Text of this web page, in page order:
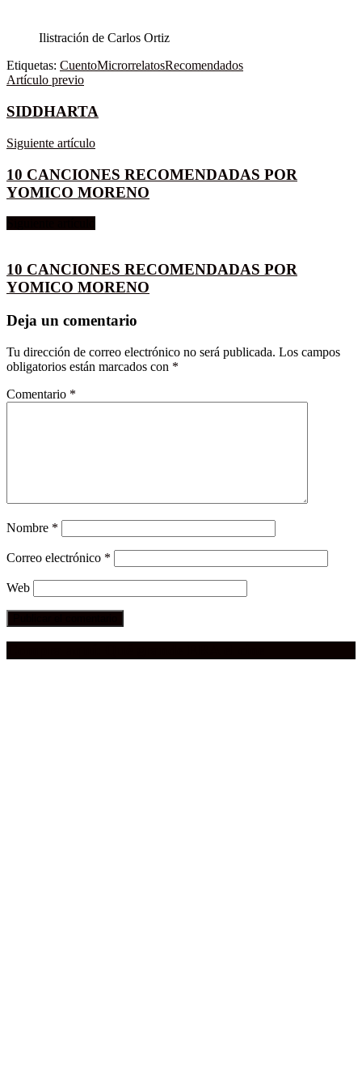
Ilistración de Carlos Ortiz
Etiquetas: CuentoMicrorrelatosRecomendados
Artículo previo
SIDDHARTA
Siguiente artículo
10 CANCIONES RECOMENDADAS POR
YOMICO MORENO
10 CANCIONES RECOMENDADAS POR
YOMICO MORENO
Deja un comentario
Tu dirección de correo electrónico no será publicada. Los campos
obligatorios están marcados con *
Comentario *
Nombre *
Correo electrónico *
Web